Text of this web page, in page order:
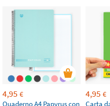
4,95 €
Quaderno A4 Papyrus con
4,95 €
Carta